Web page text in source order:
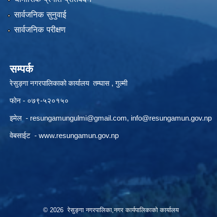
सार्वजनिक सुनुवाई
सार्वजनिक परीक्षण
सम्पर्क
रेसुङ्गा नगरपालिकाको कार्यालय तम्घास , गुल्मी
फोन - ०७९-५२०१५०
इमेल - resungamungulmi@gmail.com, info@resungamun.gov.np
वेबसाईट - www.resungamun.gov.np
© 2026 रेसुङ्गा नगरपालिका,नगर कार्यपालिकाको कार्यालय